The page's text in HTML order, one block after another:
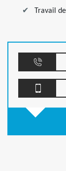
Travail